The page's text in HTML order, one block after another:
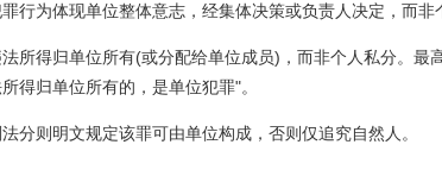
行为体现单位整体意志，经集体决策或负责人决定，而非
所得归单位所有(或分配给单位成员)，而非个人私分。最
得归单位所有的，是单位犯罪"。
分则明文规定该罪可由单位构成，否则仅追究自然人。